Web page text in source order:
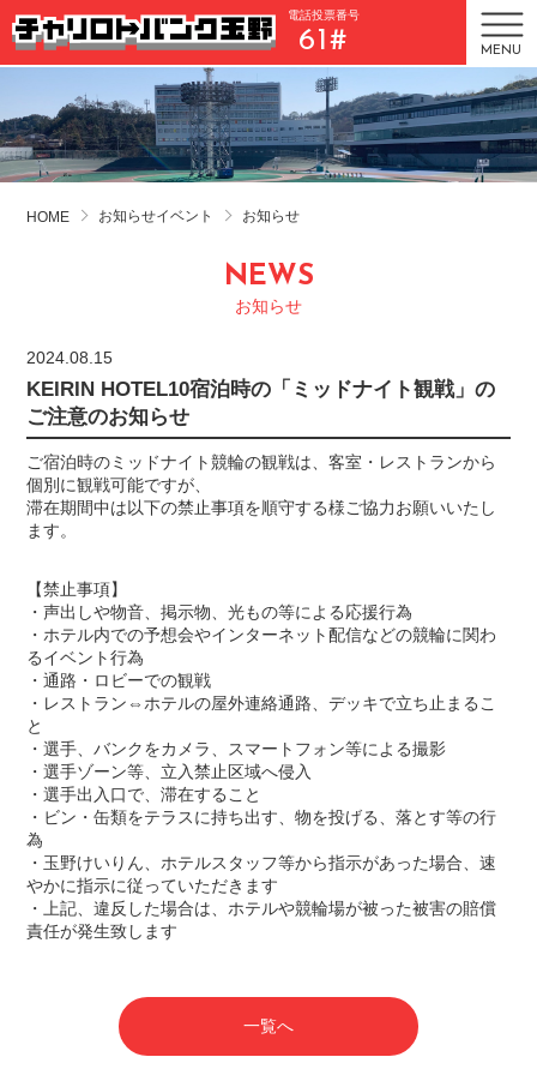
電話投票番号
61# MENU
HOME お知らせイベント お知らせ
NEWS
お知らせ
2024.08.15
KEIRIN HOTEL10宿泊時の「ミッドナイト観戦」の
ご注意のお知らせ
ご宿泊時のミッドナイト競輪の観戦は、客室・レストランから
個別に観戦可能ですが、
滞在期間中は以下の禁止事項を順守する様ご協力お願いいたし
ます。
【禁止事項】
・声出しや物音、掲示物、光もの等による応援行為
・ホテル内での予想会やインターネット配信などの競輪に関わ
るイベント行為
・通路・ロビーでの観戦
・レストラン⇔ホテルの屋外連絡通路、デッキで立ち止まるこ
と
・選手、バンクをカメラ、スマートフォン等による撮影
・選手ゾーン等、立入禁止区域へ侵入
・選手出入口で、滞在すること
・ビン・缶類をテラスに持ち出す、物を投げる、落とす等の行
為
・玉野けいりん、ホテルスタッフ等から指示があった場合、速
やかに指示に従っていただきます
・上記、違反した場合は、ホテルや競輪場が被った被害の賠償
責任が発生致します
一覧へ